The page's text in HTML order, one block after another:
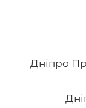
Дніпро
Вага: 300 г
178₴